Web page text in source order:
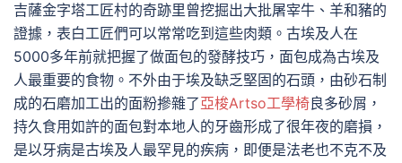
吉薩金字塔工匠村的奇跡里曾挖掘出大批屠宰牛、羊和豬的
證據，表白工匠們可以常常吃到這些肉類。古埃及人在
5000多年前就把握了做面包的發酵技巧，面包成為古埃及
人最重要的食物。不外由于埃及缺乏堅固的石頭，由砂石制
成的石磨加工出的面粉摻雜了亞梭Artso工學椅良多砂屑，
持久食用如許的面包對本地人的牙齒形成了很年夜的磨損，
是以牙病是古埃及人最罕見的疾病，即便是法老也不克不及